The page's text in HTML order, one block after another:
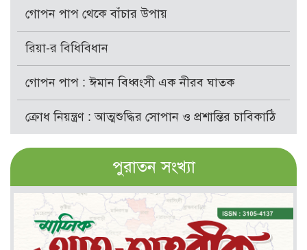
গোপন পাপ থেকে বাঁচার উপায়
রিয়া-র বিধিবিধান
গোপন পাপ : ঈমান বিধ্বংসী এক নীরব ঘাতক
ক্রোধ নিয়ন্ত্রণ : আত্মশুদ্ধির সোপান ও প্রশান্তির চাবিকাঠি
পুরাতন সংখ্যা